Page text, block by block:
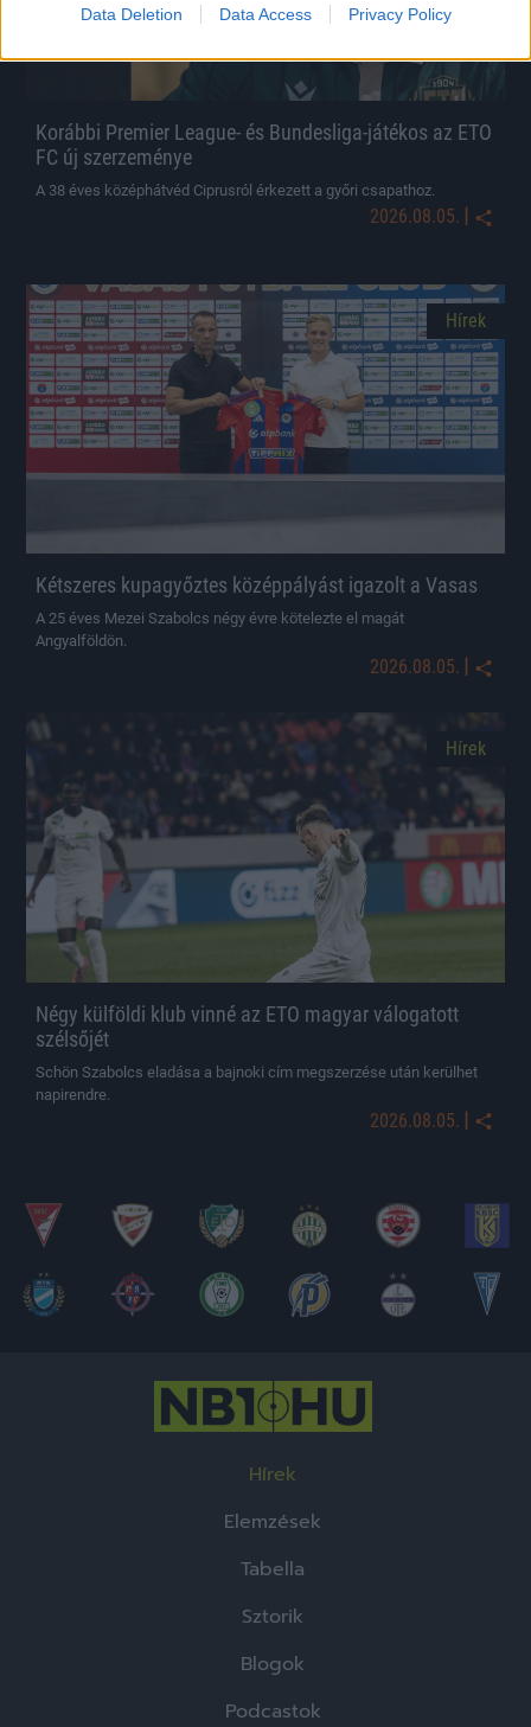
Data Deletion Data Access Privacy Policy
Korábbi Premier League- és Bundesliga-játékos az ETO
FC új szerzeménye
A 38 éves középhátvéd Ciprusról érkezett a győri csapathoz.
2026.08.05. |
Hírek
Kétszeres kupagyőztes középpályást igazolt a Vasas
A 25 éves Mezei Szabolcs négy évre kötelezte el magát
Angyalföldön.
2026.08.05. |
Hírek
Négy külföldi klub vinné az ETO magyar válogatott
szélsőjét
Schön Szabolcs eladása a bajnoki cím megszerzése után kerülhet
napirendre.
2026.08.05. |
Hírek
Elemzések
Tabella
Sztorik
Blogok
Podcastok